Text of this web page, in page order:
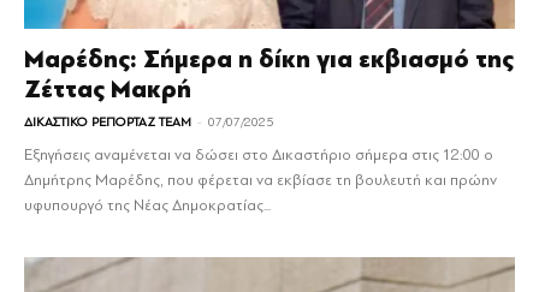
Μαρέδης: Σήμερα η δίκη για εκβιασμό της
Ζέττας Μακρή
ΔΙΚΑΣΤΙΚΟ ΡΕΠΟΡΤΑΖ TEAM - 07/07/2025
Εξηγήσεις αναμένεται να δώσει στο Δικαστήριο σήμερα στις 12:00 ο
Δημήτρης Μαρέδης, που φέρεται να εκβίασε τη βουλευτή και πρώην
υφυπουργό της Νέας Δημοκρατίας...